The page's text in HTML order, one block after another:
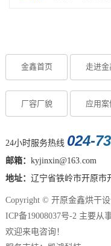
金鑫首页 走进金
厂容厂貌 应用案
24小时服务热线 024-
邮箱： kyjinxin@163.com
地址： 辽宁省铁岭市开原市
Copyright © 开原金鑫烘干设
ICP备19008037号-2 主要从
欢迎来电咨询！